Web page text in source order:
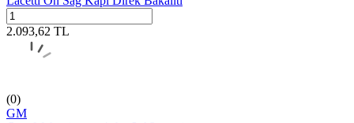
2.093,62 TL
(0)
GM